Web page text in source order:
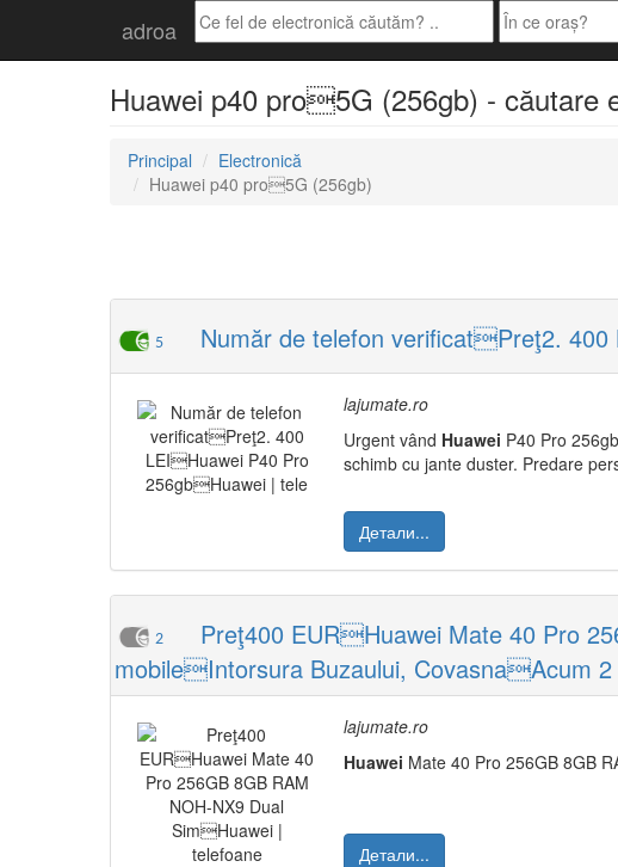
adroa
Huawei p40 pro5G (256gb) - căutare
Principal
Electronică
Huawei p40 pro5G (256gb)
5 Număr de telefon verificatPreţ2.
lajumate.ro
Urgent vând Huawei P40 Pro
schimb cu jante duster. Predare
Детали...
2
Preţ400 EURHuawei Mate 40 Pro
mobileIntorsura Buzaului, CovasnaAcum 2
lajumate.ro
Huawei Mate 40 Pro 256GB 8GB
Детали...